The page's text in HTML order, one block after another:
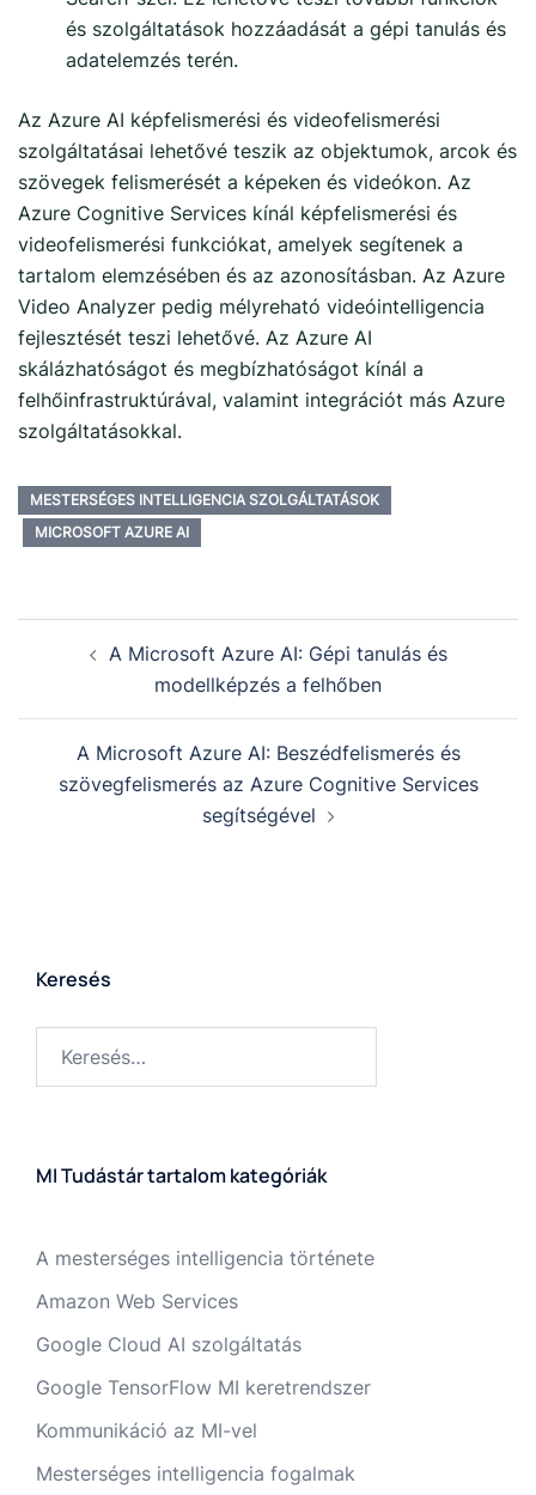
és szolgáltatások hozzáadását a gépi tanulás és
adatelemzés terén.
Az Azure AI képfelismerési és videofelismerési
szolgáltatásai lehetővé teszik az objektumok, arcok és
szövegek felismerését a képeken és videókon. Az
Azure Cognitive Services kínál képfelismerési és
videofelismerési funkciókat, amelyek segítenek a
tartalom elemzésében és az azonosításban. Az Azure
Video Analyzer pedig mélyreható videóintelligencia
fejlesztését teszi lehetővé. Az Azure AI
skálázhatóságot és megbízhatóságot kínál a
felhőinfrastruktúrával, valamint integrációt más Azure
szolgáltatásokkal.
MESTERSÉGES INTELLIGENCIA SZOLGÁLTATÁSOK
MICROSOFT AZURE AI
A Microsoft Azure AI: Gépi tanulás és
modellképzés a felhőben
A Microsoft Azure AI: Beszédfelismerés és
szövegfelismerés az Azure Cognitive Services
segítségével
Keresés
MI Tudástár tartalom kategóriák
A mesterséges intelligencia története
Amazon Web Services
Google Cloud AI szolgáltatás
Google TensorFlow MI keretrendszer
Kommunikáció az MI-vel
Mesterséges intelligencia fogalmak